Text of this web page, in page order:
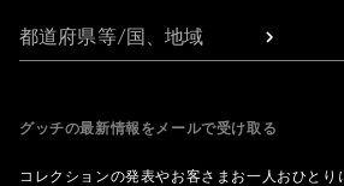
都道府県等/国、地域
グッチの最新情報をメールで受け取る
コレクションの発表やお客さまお一人おひとり